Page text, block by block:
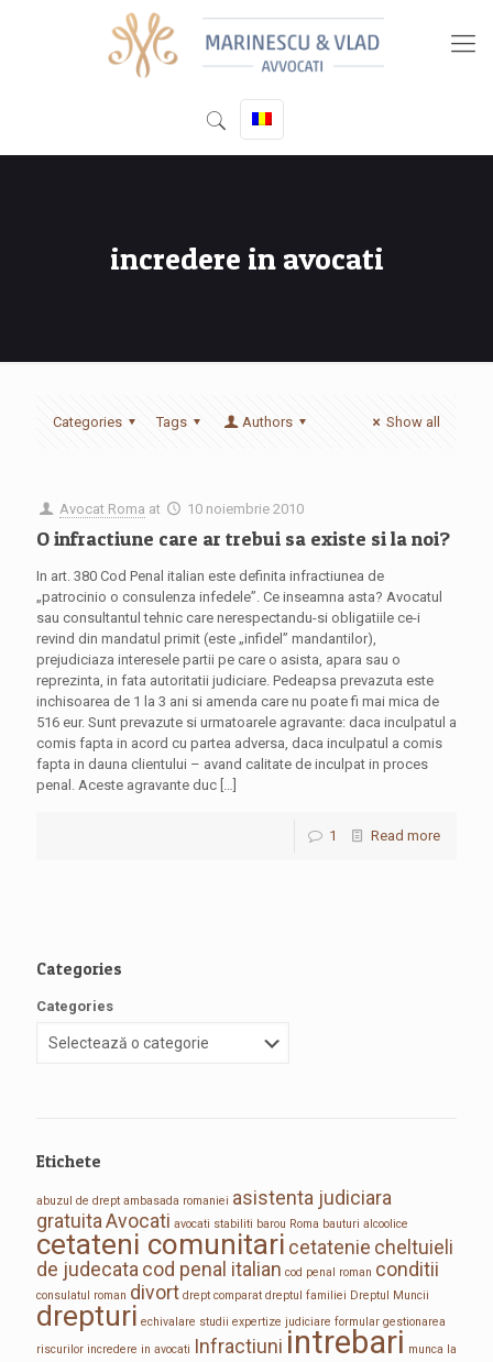
incredere in avocati
Categories Tags Authors Show all
Avocat Roma at 10 noiembrie 2010
O infractiune care ar trebui sa existe si la noi?
In art. 380 Cod Penal italian este definita infractiunea de
„patrocinio o consulenza infedele”. Ce inseamna asta? Avocatul
sau consultantul tehnic care nerespectandu-si obligatiile ce-i
revind din mandatul primit (este „infidel” mandantilor),
prejudiciaza interesele partii pe care o asista, apara sau o
reprezinta, in fata autoritatii judiciare. Pedeapsa prevazuta este
inchisoarea de 1 la 3 ani si amenda care nu poate fi mai mica de
516 eur. Sunt prevazute si urmatoarele agravante: daca inculpatul a
comis fapta in acord cu partea adversa, daca inculpatul a comis
fapta in dauna clientului – avand calitate de inculpat in proces
penal. Aceste agravante duc […]
1 Read more
Categories
Categories
Etichete
abuzul de drept ambasada romaniei asistenta judiciara
gratuitaAvocati avocati stabiliti barou Roma bauturi alcoolice
cetateni comunitari cetatenie cheltuieli
de judecata cod penal italian cod penal roman conditii
consulatul roman divort drept comparat dreptul familiei Dreptul Muncii
drepturi echivalare studii expertize judiciare formular gestionarea
riscurilor incredere in avocati Infractiuni intrebari munca la